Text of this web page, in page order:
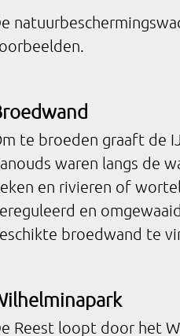
te broeden graaft de
waren langs de
en rivieren of
en
broedwand te
Reest loopt door het